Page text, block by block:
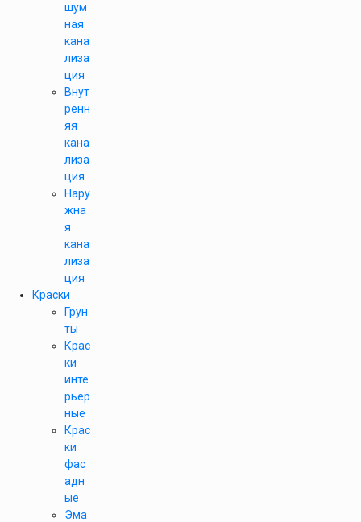
шум
ная
кана
лиза
ция
Внут
ренн
яя
кана
лиза
ция
Нару
жна
я
кана
лиза
ция
Краски
Грун
ты
Крас
ки
инте
рьер
ные
Крас
ки
фас
адн
ые
Эма